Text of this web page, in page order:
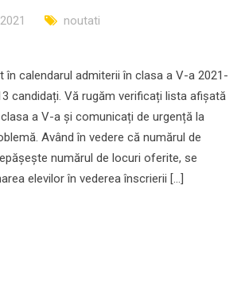
noutati
în calendarul admiterii în clasa a V-a 2021-
candidați. Vă rugăm verificați lista afișată
a V-a și comunicați de urgență la
Având în vedere că numărul de
numărul de locuri oferite, se
elevilor în vederea înscrierii […]